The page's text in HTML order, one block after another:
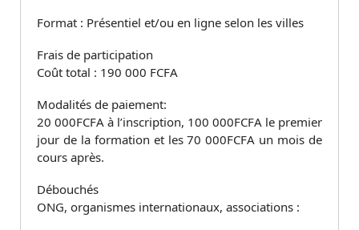
Format : Présentiel et/ou en ligne selon les villes
Frais de participation
Coût total : 190 000 FCFA
Modalités de paiement:
20 000FCFA à l’inscription, 100 000FCFA le premier
jour de la formation et les 70 000FCFA un mois de
cours après.
Débouchés
ONG, organismes internationaux, associations :